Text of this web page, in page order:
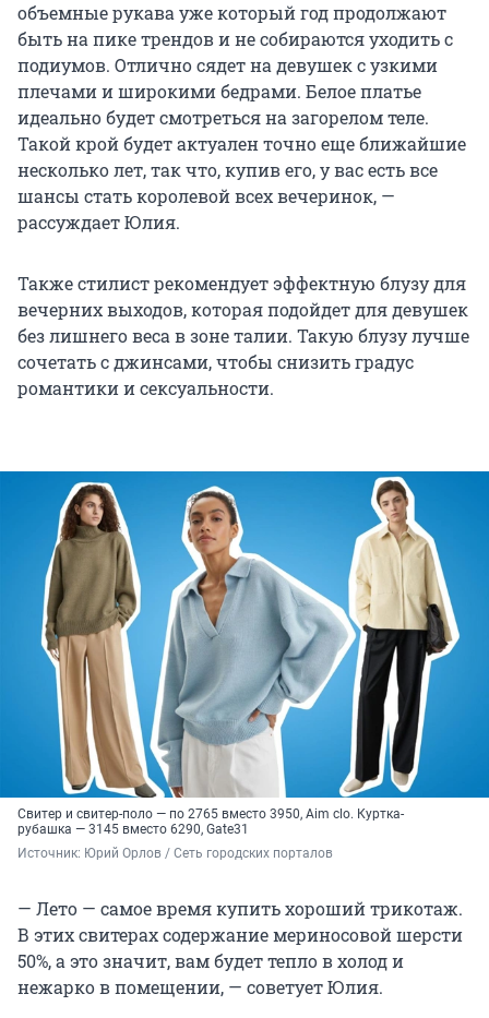
объемные рукава уже который год продолжают
быть на пике трендов и не собираются уходить с
подиумов. Отлично сядет на девушек с узкими
плечами и широкими бедрами. Белое платье
идеально будет смотреться на загорелом теле.
Такой крой будет актуален точно еще ближайшие
несколько лет, так что, купив его, у вас есть все
шансы стать королевой всех вечеринок, —
рассуждает Юлия.
Также стилист рекомендует эффектную блузу для
вечерних выходов, которая подойдет для девушек
без лишнего веса в зоне талии. Такую блузу лучше
сочетать с джинсами, чтобы снизить градус
романтики и сексуальности.
Свитер и свитер-поло — по 2765 вместо 3950, Aim clo. Куртка-
рубашка — 3145 вместо 6290, Gate31
Источник: Юрий Орлов / Сеть городских порталов
— Лето — самое время купить хороший трикотаж.
В этих свитерах содержание мериносовой шерсти
50%, а это значит, вам будет тепло в холод и
нежарко в помещении, — советует Юлия.